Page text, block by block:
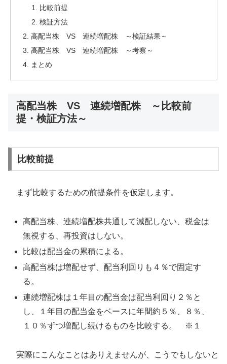
比較前提
検証方法
高配当株 VS 連続増配株 ～検証結果～
高配当株 VS 連続増配株 ～考察～
まとめ
高配当株 VS 連続増配株 ～比較前
提・検証方法～
比較前提
まず比較するための前提条件を仮定します。
高配当株、連続増配株共通して減配しない、税金は
無視する、再投資はしない。
比較は配当金の累積による。
高配当株は増配せず、配当利回りも４％で固定す
る。
連続増配株は１年目の配当金は配当利回り２％と
し、１年目の配当金をベースに年間約５％、８％、
１０％ずつ増配し続けるものを比較する。 ※１
実際にこんなことはありえませんが、こうでもしないと